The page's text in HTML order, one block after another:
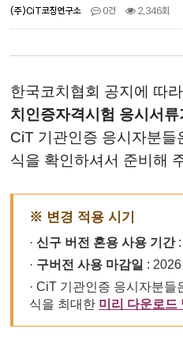
(주)CiT코칭연구소 0건 2,346회
한국코치협회 공지에 따
치인증자격시험 응시서
CiT 기관인증 응시자분
식을 확인하셔서 준비해
※ 변경 적용 시기
·신구 버전 혼용 사용 기간:
· 구버전 사용 마감일 :
· CiT 기관인증 응시자분
식을 최대한 미리 다운로드